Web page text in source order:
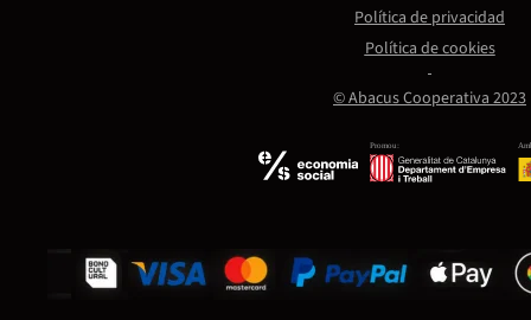
Promou:
© Abacus Cooperativa 2023
Política de privacidad
Política de cookies